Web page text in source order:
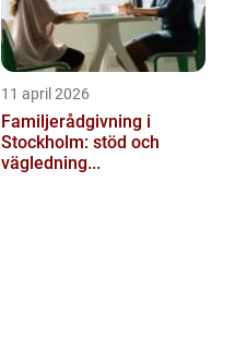
11 april 2026
Familjerådgivning i
Stockholm: stöd och
vägledning...